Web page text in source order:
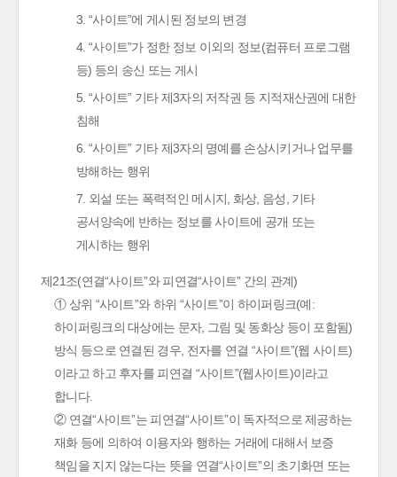
3. “사이트”에 게시된 정보의 변경
4. “사이트”가 정한 정보 이외의 정보(컴퓨터 프로그램
등) 등의 송신 또는 게시
5. “사이트” 기타 제3자의 저작권 등 지적재산권에 대한
침해
6. “사이트” 기타 제3자의 명예를 손상시키거나 업무를
방해하는 행위
7. 외설 또는 폭력적인 메시지, 화상, 음성, 기타
공서양속에 반하는 정보를 사이트에 공개 또는
게시하는 행위
제21조(연결“사이트”와 피연결“사이트” 간의 관계)
① 상위 “사이트”와 하위 “사이트”이 하이퍼링크(예:
하이퍼링크의 대상에는 문자, 그림 및 동화상 등이 포함됨)
방식 등으로 연결된 경우, 전자를 연결 “사이트”(웹 사이트)
이라고 하고 후자를 피연결 “사이트”(웹사이트)이라고
합니다.
② 연결“사이트”는 피연결“사이트”이 독자적으로 제공하는
재화 등에 의하여 이용자와 행하는 거래에 대해서 보증
책임을 지지 않는다는 뜻을 연결“사이트”의 초기화면 또는